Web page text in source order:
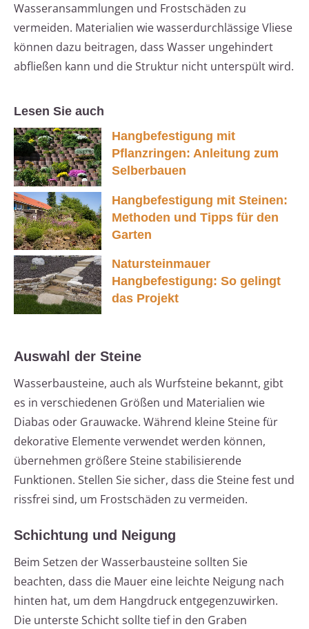
Wasseransammlungen und Frostschäden zu
vermeiden. Materialien wie wasserdurchlässige Vliese
können dazu beitragen, dass Wasser ungehindert
abfließen kann und die Struktur nicht unterspült wird.
Lesen Sie auch
Hangbefestigung mit
Pflanzringen: Anleitung zum
Selberbauen
Hangbefestigung mit Steinen:
Methoden und Tipps für den
Garten
Natursteinmauer
Hangbefestigung: So gelingt
das Projekt
Auswahl der Steine
Wasserbausteine, auch als Wurfsteine bekannt, gibt
es in verschiedenen Größen und Materialien wie
Diabas oder Grauwacke. Während kleine Steine für
dekorative Elemente verwendet werden können,
übernehmen größere Steine stabilisierende
Funktionen. Stellen Sie sicher, dass die Steine fest und
rissfrei sind, um Frostschäden zu vermeiden.
Schichtung und Neigung
Beim Setzen der Wasserbausteine sollten Sie
beachten, dass die Mauer eine leichte Neigung nach
hinten hat, um dem Hangdruck entgegenzuwirken.
Die unterste Schicht sollte tief in den Graben